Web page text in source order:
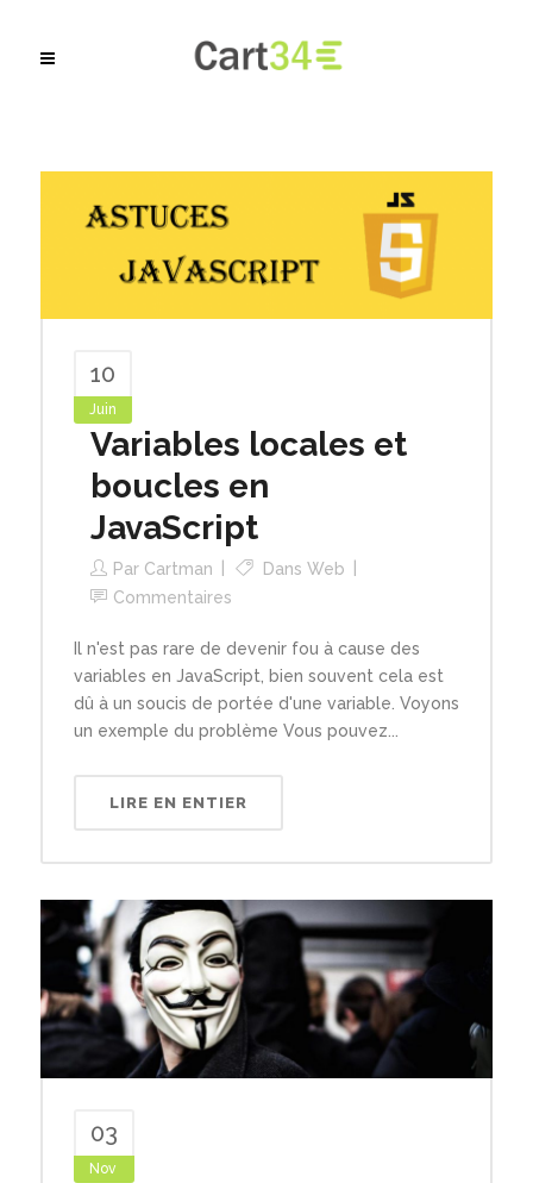
10
Juin
Variables locales et
boucles en
JavaScript
Par Cartman Dans Web
Commentaires
Il n'est pas rare de devenir fou à cause des
variables en JavaScript, bien souvent cela est
dû à un soucis de portée d'une variable. Voyons
un exemple du problème Vous pouvez...
LIRE EN ENTIER
03
Nov